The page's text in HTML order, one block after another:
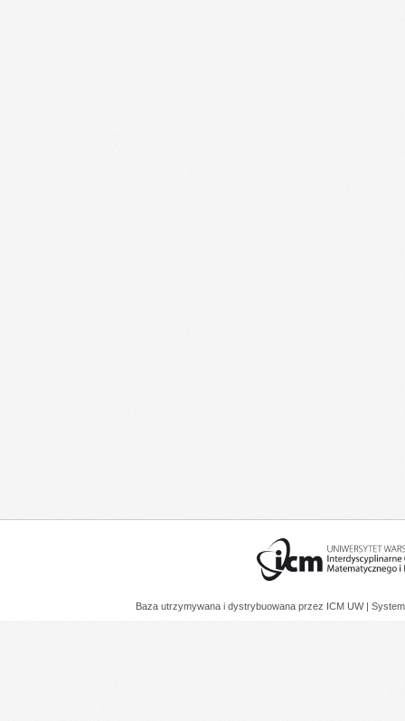
Baza utrzymywana i dystrybuowana przez ICM UW |